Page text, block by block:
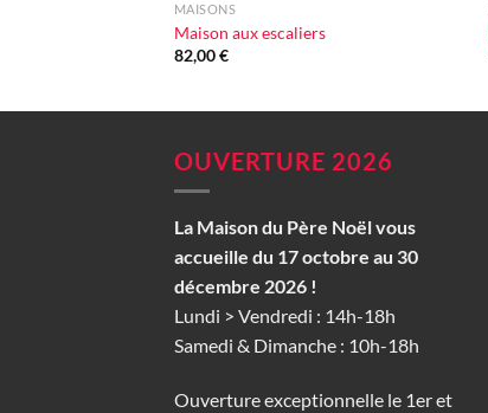
MAISONS
Maison aux escaliers
82,00€
OUVERTURE 2026
La Maison du Père Noël vous
accueille du 17 octobre au 30
décembre 2026 !
Lundi > Vendredi : 14h-18h
Samedi & Dimanche : 10h-18h
Ouverture exceptionnelle le 1er et